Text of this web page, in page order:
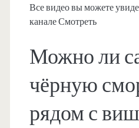
Все видео вы можете
канале Смотреть
Можно ли
чёрную
рядом с